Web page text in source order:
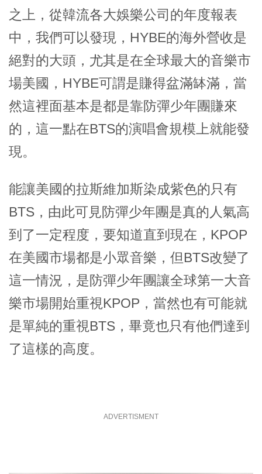
之上，從韓流各大娛樂公司的年度報表
中，我們可以發現，HYBE的海外營收是
絕對的大頭，尤其是在全球最大的音樂市
場美國，HYBE可謂是賺得盆滿缽滿，當
然這裡面基本是都是靠防彈少年團賺來
的，這一點在BTS的演唱會規模上就能發
現。
能讓美國的拉斯維加斯染成紫色的只有
BTS，由此可見防彈少年團是真的人氣高
到了一定程度，要知道直到現在，KPOP
在美國市場都是小眾音樂，但BTS改變了
這一情況，是防彈少年團讓全球第一大音
樂市場開始重視KPOP，當然也有可能就
是單純的重視BTS，畢竟也只有他們達到
了這樣的高度。
ADVERTISMENT